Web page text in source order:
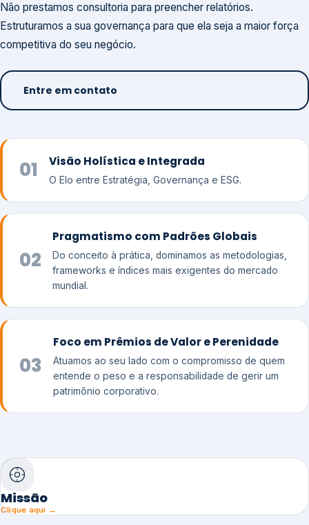
Não prestamos consultoria para preencher relatórios.
Estruturamos a sua governança para que ela seja a maior força
competitiva do seu negócio.
Entre em contato
01 Visão Holística e Integrada
O Elo entre Estratégia, Governança e ESG.
02
Pragmatismo com Padrões Globais
Do conceito à prática, dominamos as metodologias,
frameworks e índices mais exigentes do mercado
mundial.
03
Foco em Prêmios de Valor e Perenidade
Atuamos ao seu lado com o compromisso de quem
entende o peso e a responsabilidade de gerir um
patrimônio corporativo.
Missão
Clique aqui →